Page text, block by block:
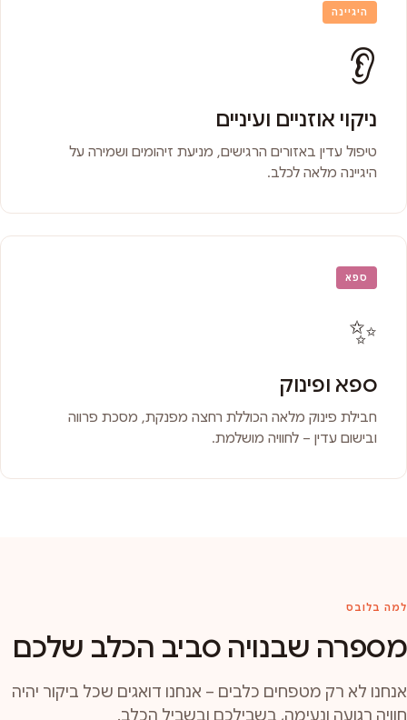
היגיינה
👂
ניקוי אוזניים ועיניים
טיפול עדין באזורים הרגישים, מניעת זיהומים ושמירה על
היגיינה מלאה לכלב.
ספא
✨
ספא ופינוק
חבילת פינוק מלאה הכוללת רחצה מפנקת, מסכת פרווה
ובישום עדין – לחוויה מושלמת.
למה בלובס
מספרה שבנויה סביב הכלב שלכם
אנחנו לא רק מטפחים כלבים – אנחנו דואגים שכל ביקור יהיה
חוויה רגועה ונעימה, בשבילכם ובשביל הכלב.